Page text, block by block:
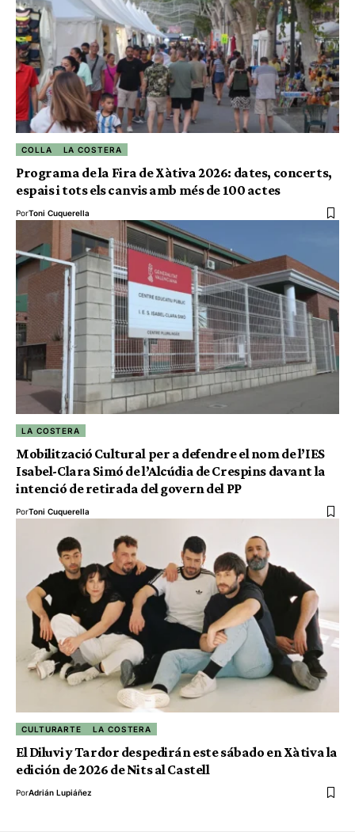
COLLA LA COSTERA
Programa de la Fira de Xàtiva 2026: dates, concerts,
espais i tots els canvis amb més de 100 actes
PorToni Cuquerella
LA COSTERA
Mobilització Cultural per a defendre el nom de l’IES
Isabel-Clara Simó de l’Alcúdia de Crespins davant la
intenció de retirada del govern del PP
PorToni Cuquerella
CULTURARTE LA COSTERA
El Diluvi y Tardor despedirán este sábado en Xàtiva la
edición de 2026 de Nits al Castell
PorAdrián Lupiáñez